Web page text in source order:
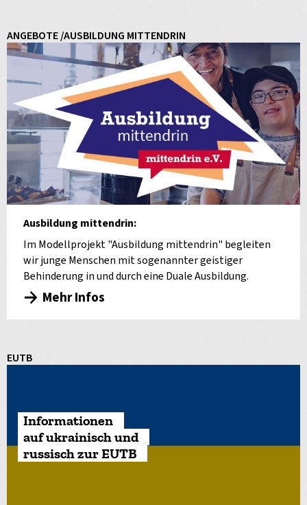
ANGEBOTE /AUSBILDUNG MITTENDRIN
Ausbildung mittendrin:
Im Modellprojekt "Ausbildung mittendrin" begleiten
wir junge Menschen mit sogenannter geistiger
Behinderung in und durch eine Duale Ausbildung.
Mehr Infos
EUTB
Informationen
auf ukrainisch und
russisch zur EUTB